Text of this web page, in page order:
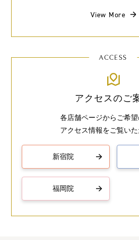
View More
ACCESS
アクセスのご
各店舗ページからご希
アクセス情報をご覧い
新宿院
福岡院